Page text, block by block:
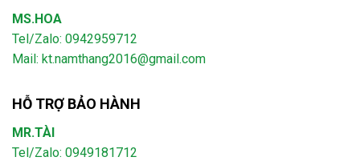
MS.HOA
Tel/Zalo: 0942959712
Mail: kt.namthang2016@gmail.com
HỖ TRỢ BẢO HÀNH
MR.TÀI
Tel/Zalo: 0949181712